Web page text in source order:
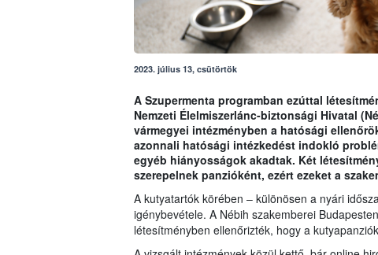
2023. július 13, csütörtök
A Szupermenta programban ezúttal
Nemzeti Élelmiszerlánc-biztonsági Hivatal
vármegyei intézményben a hatósági
azonnali hatósági intézkedést indokló
egyéb hiányosságok akadtak. Két
szerepelnek panzióként, ezért ezeket a
A kutyatartók körében – különösen a nyári
igénybevétele. A Nébih szakemberei
létesítményben ellenőrizték, hogy a